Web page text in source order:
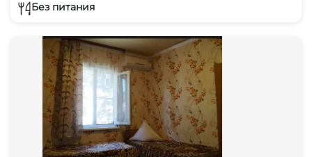
Без питания